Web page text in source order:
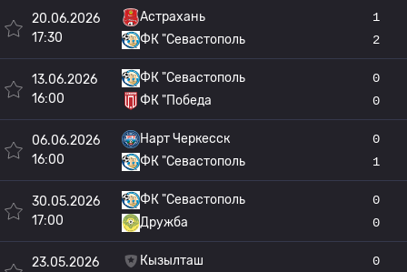
20.06.2026
17:30
Астрахань
ФК "Севастополь
1
2
13.06.2026
16:00
ФК "Севастополь
ФК "Победа
0
0
06.06.2026
16:00
Нарт Черкесск
ФК "Севастополь
0
1
30.05.2026
17:00
ФК "Севастополь
Дружба
0
0
23.05.2026
Кызылташ
0